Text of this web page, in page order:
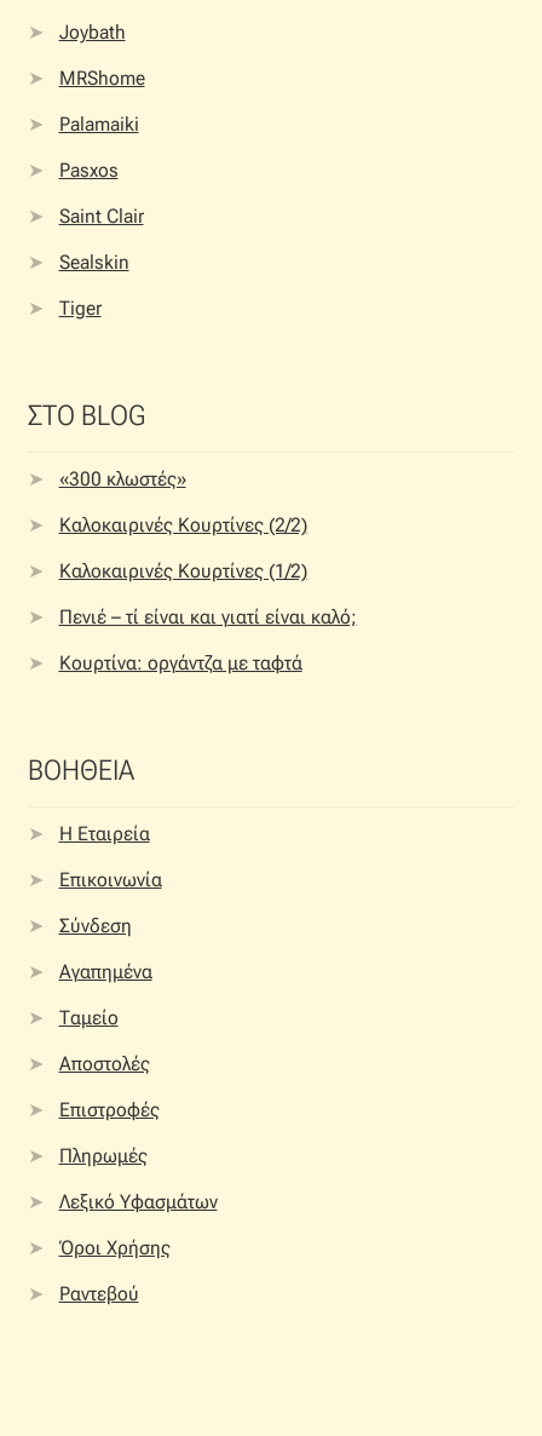
Ραντεβού
Ταμείο
Joybath
MRShome
Palamaiki
Pasxos
Saint Clair
Sealskin
Tiger
ΣΤΟ BLOG
«300 κλωστές»
Καλοκαιρινές Κουρτίνες (2/2)
Καλοκαιρινές Κουρτίνες (1/2)
Πενιέ – τί είναι και γιατί είναι καλό;
Κουρτίνα: οργάντζα με ταφτά
ΒΟΗΘΕΙΑ
Η Εταιρεία
Επικοινωνία
Σύνδεση
Αγαπημένα
Ταμείο
Αποστολές
Επιστροφές
Πληρωμές
Λεξικό Υφασμάτων
Όροι Χρήσης
Ραντεβού